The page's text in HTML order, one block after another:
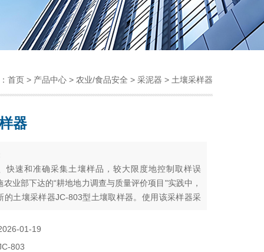
首页 > 产品中心 > 农业/食品安全 > 采泥器 > 土壤采样器
器
快速和准确采集土壤样品，较大限度地控制取样误
农业部下达的“耕地地力调查与质量评价项目"实践中，
的土壤采样器JC-803型土壤取样器。使用该采样器采
01-19
803